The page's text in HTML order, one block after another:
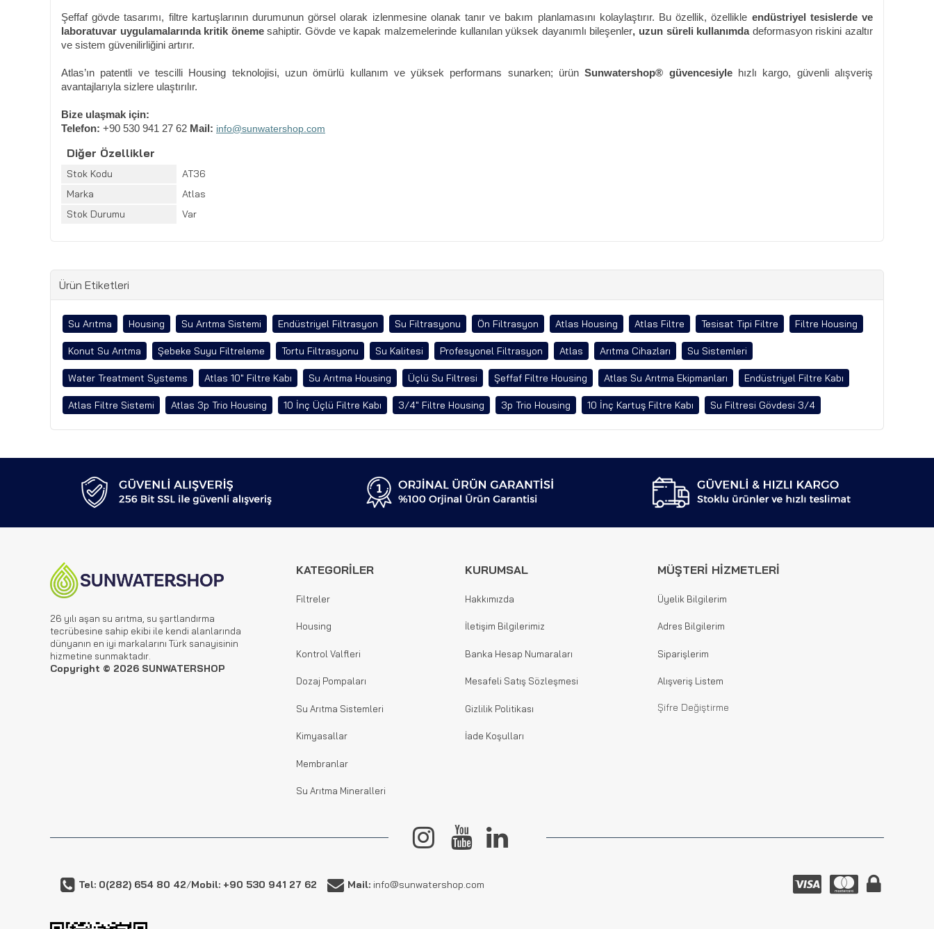
Şeffaf gövde tasarımı, filtre kartuşlarının durumunun görsel olarak izlenmesine olanak tanır ve bakım planlamasını kolaylaştırır. Bu özellik, özellikle endüstriyel tesislerde ve
laboratuvar uygulamalarında kritik önemesahiptir. Gövde ve kapak malzemelerinde kullanılan yüksek dayanımlı bileşenler, uzun süreli kullanımdadeformasyon riskini azaltır
ve sistem güvenilirliğini artırır.
Atlas’ın patentli ve tescilli Housing teknolojisi, uzun ömürlü kullanım ve yüksek performans sunarken; ürünSunwatershop® güvencesiylehızlı kargo, güvenli alışveriş
avantajlarıyla sizlere ulaştırılır.
Bize ulaşmak için:
Telefon: +90 530 941 27 62 Mail: info@sunwatershop.com
Diğer Özellikler
Stok Kodu
AT36
Marka
Atlas
Stok Durumu
Var
Ürün Etiketleri
Su Arıtma Housing Su Arıtma Sistemi Endüstriyel Filtrasyon Su Filtrasyonu Ön Filtrasyon Atlas Housing Atlas Filtre Tesisat Tipi Filtre Filtre Housing
Konut Su Arıtma Şebeke Suyu Filtreleme Tortu Filtrasyonu Su Kalitesi Profesyonel Filtrasyon Atlas Arıtma Cihazları Su Sistemleri
Water Treatment Systems Atlas 10" Filtre Kabı Su Arıtma Housing Üçlü Su Filtresi Şeffaf Filtre Housing Atlas Su Arıtma Ekipmanları Endüstriyel Filtre Kabı
Atlas Filtre Sistemi Atlas 3p Trio Housing 10 İnç Üçlü Filtre Kabı 3/4" Filtre Housing 3p Trio Housing 10 İnç Kartuş Filtre Kabı Su Filtresi Gövdesi 3/4
26 yılı aşan su arıtma, su şartlandırma
tecrübesine sahip ekibi ile kendi alanlarında
dünyanın en iyi markalarını Türk sanayisinin
hizmetine sunmaktadır.
Copyright © 2026 SUNWATERSHOP
KATEGORİLER
Filtreler
Housing
Kontrol Valfleri
Dozaj Pompaları
Su Arıtma Sistemleri
Kimyasallar
Membranlar
Su Arıtma Mineralleri
KURUMSAL
Hakkımızda
İletişim Bilgilerimiz
Banka Hesap Numaraları
Mesafeli Satış Sözleşmesi
Gizlilik Politikası
İade Koşulları
MÜŞTERİ HİZMETLERİ
Üyelik Bilgilerim
Adres Bilgilerim
Siparişlerim
Alışveriş Listem
Şifre Değiştirme
Tel: 0(282) 654 80 42/Mobil: +90 530 941 27 62 Mail: info@sunwatershop.com